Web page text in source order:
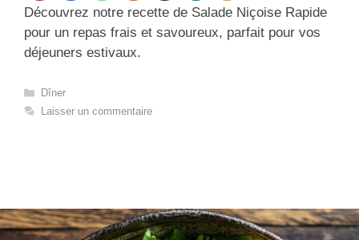
Découvrez notre recette de Salade Niçoise Rapide
pour un repas frais et savoureux, parfait pour vos
déjeuners estivaux.
Catégories
Dîner
Laisser un commentaire